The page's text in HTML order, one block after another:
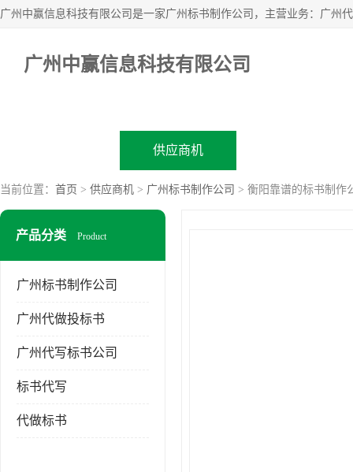
广州中赢信息科技有限公司
供应商机
当前位置： 首页 > 供应商机 > 广州标书制作公司 > 衡阳靠谱的标书制作
产品分类 Product
广州标书制作公司
广州代做投标书
广州代写标书公司
标书代写
代做标书